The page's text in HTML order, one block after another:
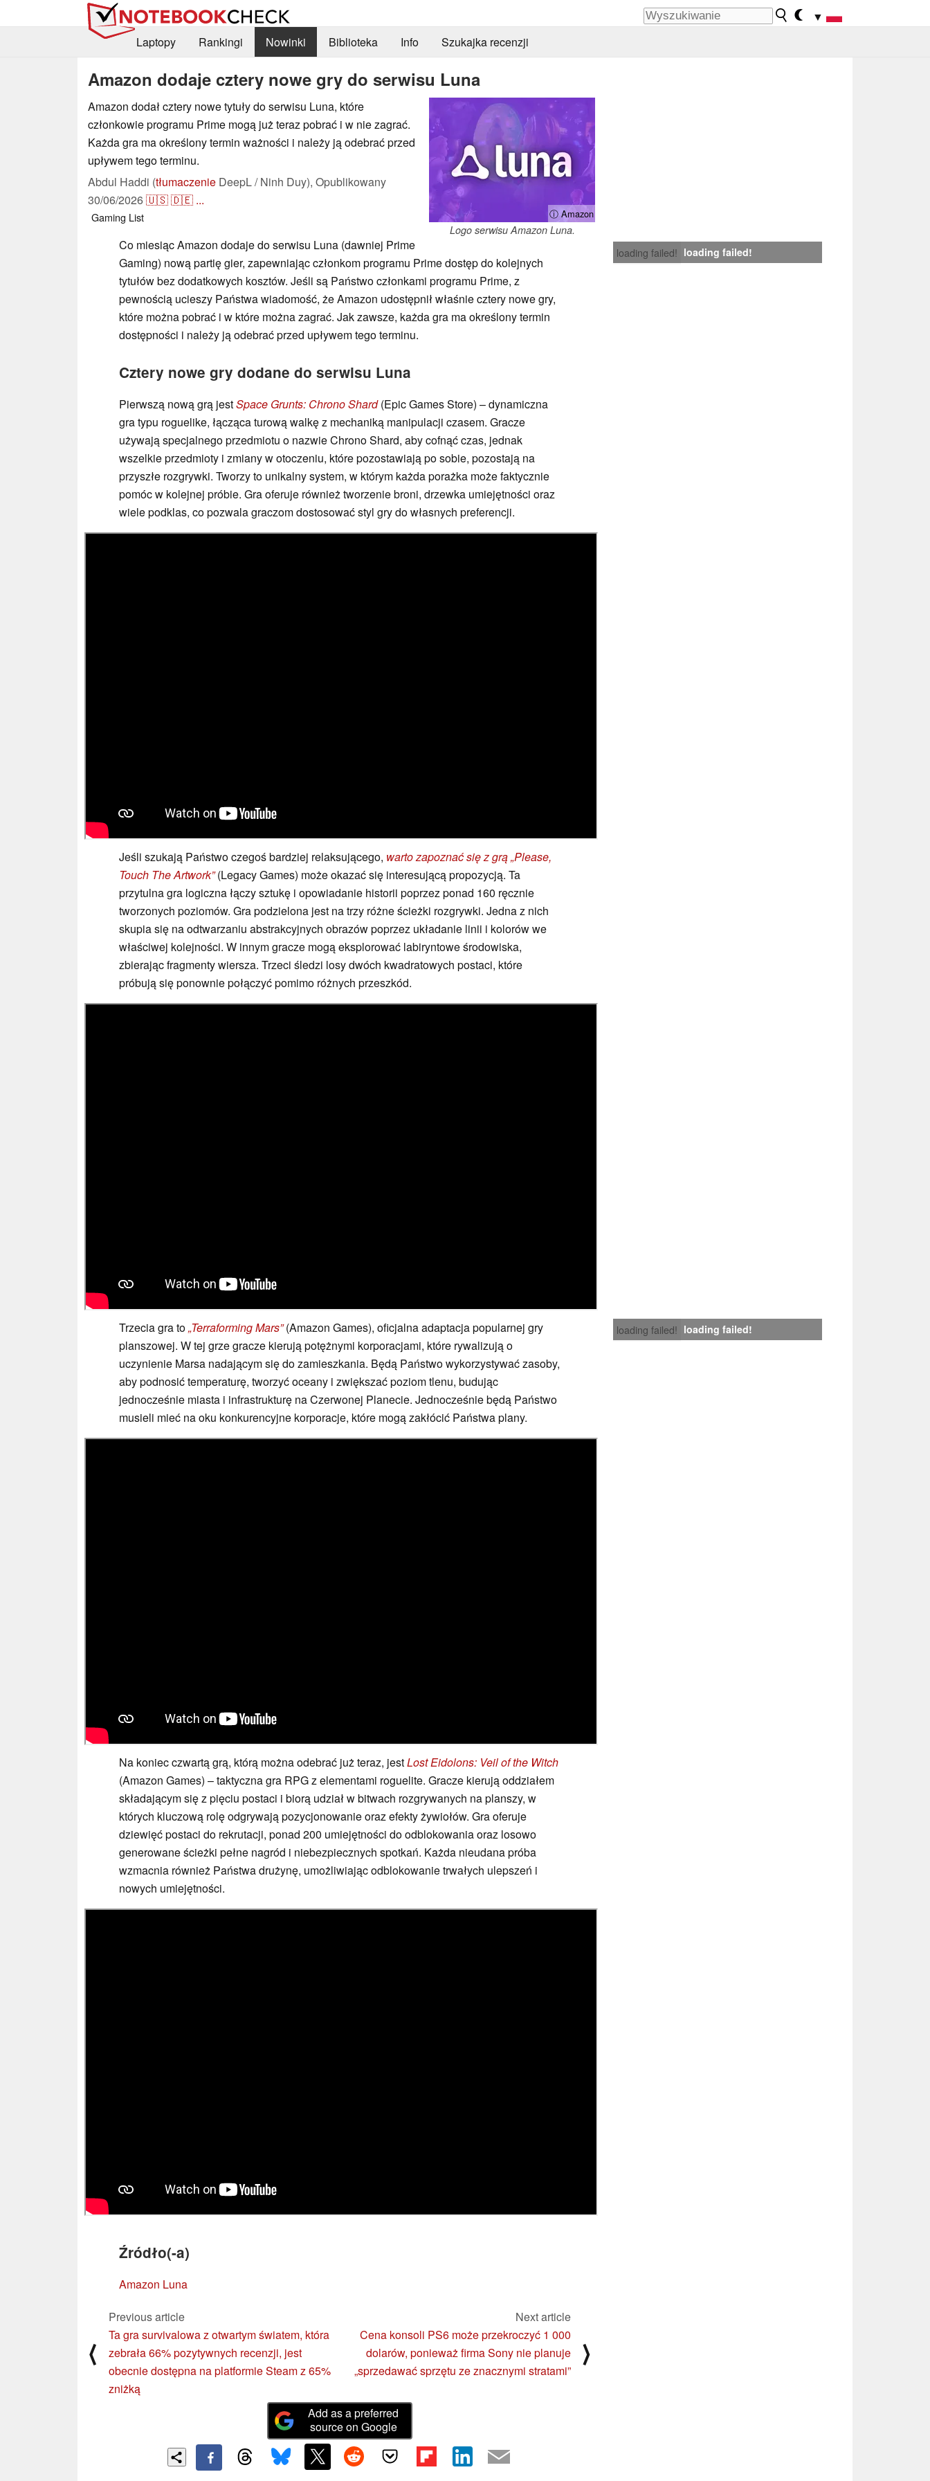
▼
Laptopy
Rankingi Nowinki Biblioteka Info Szukajka recenzji
Amazon dodaje cztery nowe gry do serwisu Luna
ⓘ Amazon
Logo serwisu Amazon Luna.
Amazon dodał cztery nowe tytuły do serwisu Luna, które
członkowie programu Prime mogą już teraz pobrać i w nie zagrać.
Każda gra ma określony termin ważności i należy ją odebrać przed
upływem tego terminu.
Abdul Haddi (tłumaczenie DeepL / Ninh Duy), Opublikowany
30/06/2026🇺🇸🇩🇪 ...
Gaming List
loading failed! loading failed!
Co miesiąc Amazon dodaje do serwisu Luna (dawniej Prime
Gaming) nową partię gier, zapewniając członkom programu Prime dostęp do kolejnych
tytułów bez dodatkowych kosztów. Jeśli są Państwo członkami programu Prime, z
pewnością ucieszy Państwa wiadomość, że Amazon udostępnił właśnie cztery nowe gry,
które można pobrać i w które można zagrać. Jak zawsze, każda gra ma określony termin
dostępności i należy ją odebrać przed upływem tego terminu.
Cztery nowe gry dodane do serwisu Luna
Pierwszą nową grą jestSpace Grunts: Chrono Shard (Epic Games Store) – dynamiczna
gra typu roguelike, łącząca turową walkę z mechaniką manipulacji czasem. Gracze
używają specjalnego przedmiotu o nazwie Chrono Shard, aby cofnąć czas, jednak
wszelkie przedmioty i zmiany w otoczeniu, które pozostawiają po sobie, pozostają na
przyszłe rozgrywki. Tworzy to unikalny system, w którym każda porażka może faktycznie
pomóc w kolejnej próbie. Gra oferuje również tworzenie broni, drzewka umiejętności oraz
wiele podklas, co pozwala graczom dostosować styl gry do własnych preferencji.
Jeśli szukają Państwo czegoś bardziej relaksującego, warto zapoznać się z grą „Please,
Touch The Artwork” (Legacy Games) może okazać się interesującą propozycją. Ta
przytulna gra logiczna łączy sztukę i opowiadanie historii poprzez ponad 160 ręcznie
tworzonych poziomów. Gra podzielona jest na trzy różne ścieżki rozgrywki. Jedna z nich
skupia się na odtwarzaniu abstrakcyjnych obrazów poprzez układanie linii i kolorów we
właściwej kolejności. W innym gracze mogą eksplorować labiryntowe środowiska,
zbierając fragmenty wiersza. Trzeci śledzi losy dwóch kwadratowych postaci, które
próbują się ponownie połączyć pomimo różnych przeszkód.
loading failed! loading failed!
Trzecia gra to„Terraforming Mars” (Amazon Games), oficjalna adaptacja popularnej gry
planszowej. W tej grze gracze kierują potężnymi korporacjami, które rywalizują o
uczynienie Marsa nadającym się do zamieszkania. Będą Państwo wykorzystywać zasoby,
aby podnosić temperaturę, tworzyć oceany i zwiększać poziom tlenu, budując
jednocześnie miasta i infrastrukturę na Czerwonej Planecie. Jednocześnie będą Państwo
musieli mieć na oku konkurencyjne korporacje, które mogą zakłócić Państwa plany.
Na koniec czwartą grą, którą można odebrać już teraz, jestLost Eidolons: Veil of the Witch
(Amazon Games) – taktyczna gra RPG z elementami roguelite. Gracze kierują oddziałem
składającym się z pięciu postaci i biorą udział w bitwach rozgrywanych na planszy, w
których kluczową rolę odgrywają pozycjonowanie oraz efekty żywiołów. Gra oferuje
dziewięć postaci do rekrutacji, ponad 200 umiejętności do odblokowania oraz losowo
generowane ścieżki pełne nagród i niebezpiecznych spotkań. Każda nieudana próba
wzmacnia również Państwa drużynę, umożliwiając odblokowanie trwałych ulepszeń i
nowych umiejętności.
Źródło(-a)
Amazon Luna
⟨
Previous article
Ta gra survivalowa z otwartym światem, która
zebrała 66% pozytywnych recenzji, jest
obecnie dostępna na platformie Steam z 65%
zniżką
Next article
Cena konsoli PS6 może przekroczyć 1 000
dolarów, ponieważ firma Sony nie planuje
„sprzedawać sprzętu ze znacznymi stratami”
⟩
Add as a preferred
source on Google